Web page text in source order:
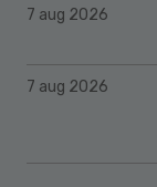
7 aug 2026
7 aug 2026